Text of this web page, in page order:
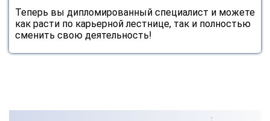
Теперь вы дипломированный специалист и можете
как расти по карьерной лестнице, так и полностью
сменить свою деятельность!
ChatApp
online